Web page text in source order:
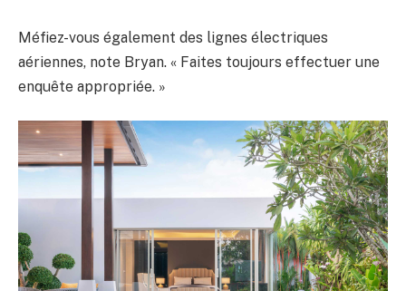
Méfiez-vous également des lignes électriques
aériennes, note Bryan. « Faites toujours effectuer une
enquête appropriée. »